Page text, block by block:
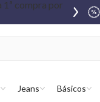
Jeans Básicos